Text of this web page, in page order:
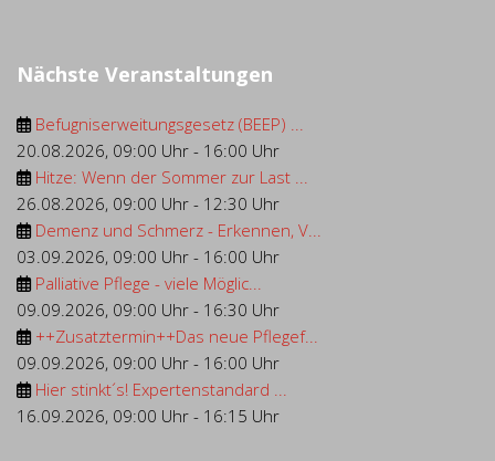
Nächste Veranstaltungen
Befugniserweitungsgesetz (BEEP) ...
20.08.2026, 09:00 Uhr - 16:00 Uhr
Hitze: Wenn der Sommer zur Last ...
26.08.2026, 09:00 Uhr - 12:30 Uhr
Demenz und Schmerz - Erkennen, V...
03.09.2026, 09:00 Uhr - 16:00 Uhr
Palliative Pflege - viele Möglic...
09.09.2026, 09:00 Uhr - 16:30 Uhr
++Zusatztermin++Das neue Pflegef...
09.09.2026, 09:00 Uhr - 16:00 Uhr
Hier stinkt´s! Expertenstandard ...
16.09.2026, 09:00 Uhr - 16:15 Uhr